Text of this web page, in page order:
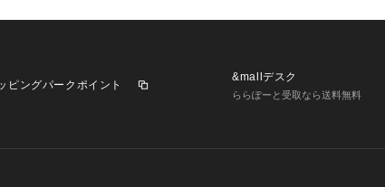
オ撮影の画像をご参
※商品画像に関して
ピングパークポイント
&mallデスク
ららぽーと受取なら送料無料